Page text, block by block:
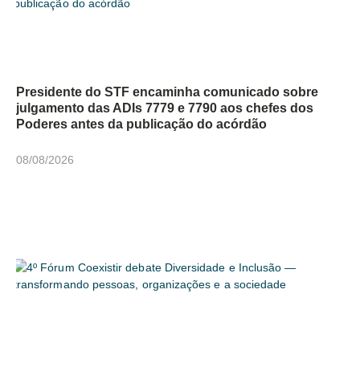
Presidente do STF encaminha comunicado sobre
julgamento das ADIs 7779 e 7790 aos chefes dos
Poderes antes da publicação do acórdão
08/08/2026